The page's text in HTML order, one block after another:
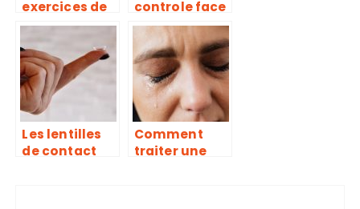
exercices de
muscu, une
erreur trop
souvent
répétée
controle face
à la
dépression !
Les lentilles
de contact
Comment
traiter une